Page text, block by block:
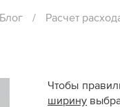
Блог / Расчет
Чтобы
ширину